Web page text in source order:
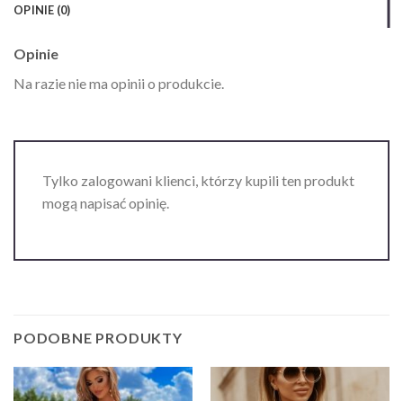
OPINIE (0)
Opinie
Na razie nie ma opinii o produkcie.
Tylko zalogowani klienci, którzy kupili ten produkt
mogą napisać opinię.
PODOBNE PRODUKTY